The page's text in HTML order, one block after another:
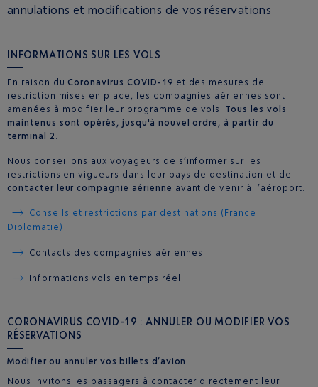
annulations et modifications de vos réservations
INFORMATIONS SUR LES VOLS
En raison duCoronavirus COVID-19 et des mesures de
restriction mises en place, les compagnies aériennes sont
amenées à modifier leur programme de vols. Tous les vols
maintenus sont opérés, jusqu'à nouvel ordre, à partir du
terminal 2 .
Nous conseillons aux voyageurs de s’informer sur les
restrictions en vigueurs dans leur pays de destination et de
contacter leur compagnie aérienne avant de venir à l’aéroport.
Conseils et restrictions par destinations (France
Diplomatie)
Contacts des compagnies aériennes
Informations vols en temps réel
CORONAVIRUS COVID-19 : ANNULER OU MODIFIER VOS
RÉSERVATIONS
Modifier ou annuler vos billets d’avion
Nous invitons les passagers à contacter directement leur